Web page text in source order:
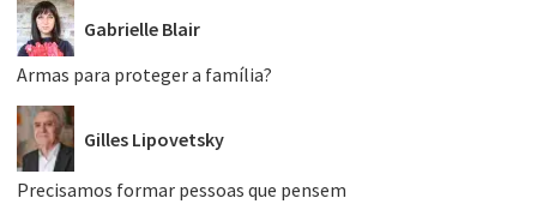
Gabrielle Blair
Armas para proteger a família?
Gilles Lipovetsky
Precisamos formar pessoas que pensem